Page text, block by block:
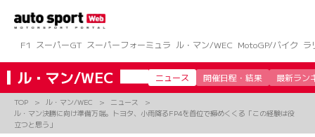
ツ
へ
ス
キ
F1 スーパーGT スーパーフォーミュラ ル・マン/WEC MotoGP/バイク ラ
ル・マン/WEC ニュース 開催日程・結果 最新ラン
TOP ル・マン/WEC
ニュース
ル・マン決勝に向け準備万端。トヨタ、小雨降るFP4を首位で締めくくる「この経験は役
立つと思う」